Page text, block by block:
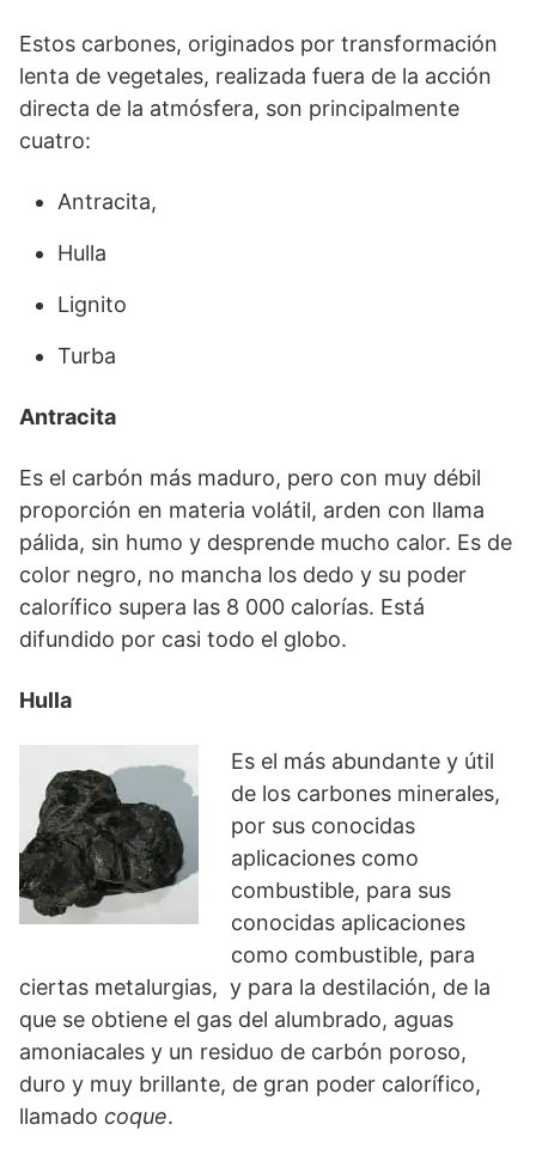
Estos carbones, originados por transformación
lenta de vegetales, realizada fuera de la acción
directa de la atmósfera, son principalmente
cuatro:
Antracita,
Hulla
Lignito
Turba
Antracita
Es el carbón más maduro, pero con muy débil
proporción en materia volátil, arden con llama
pálida, sin humo y desprende mucho calor. Es de
color negro, no mancha los dedo y su poder
calorífico supera las 8 000 calorías. Está
difundido por casi todo el globo.
Hulla
Es el más abundante y útil
de los carbones minerales,
por sus conocidas
aplicaciones como
combustible, para sus
conocidas aplicaciones
como combustible, para
ciertas metalurgias, y para la destilación, de la
que se obtiene el gas del alumbrado, aguas
amoniacales y un residuo de carbón poroso,
duro y muy brillante, de gran poder calorífico,
llamado coque.